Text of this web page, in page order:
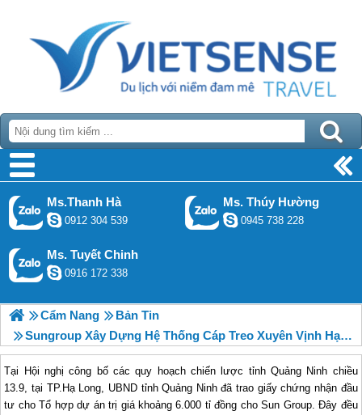
Ms.Thanh Hà
0912 304 539
Ms. Thúy Hường
0945 738 228
Ms. Tuyết Chinh
0916 172 338
Cẩm Nang
Bản Tin
Sungroup Xây Dựng Hệ Thống Cáp Treo Xuyên Vịnh Hạ Long
Tại Hội nghị công bố các quy hoạch chiến lược tỉnh Quảng Ninh chiều
13.9, tại TP.Hạ Long, UBND tỉnh Quảng Ninh đã trao giấy chứng nhận đầu
tư cho Tổ hợp dự án trị giá khoảng 6.000 tỉ đồng cho Sun Group. Đây đều